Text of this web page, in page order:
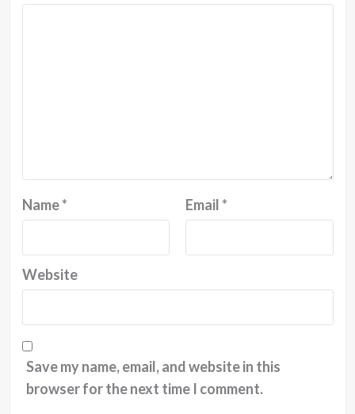
Name* Email*
Website
Save my name, email, and website in this
browser for the next time I comment.